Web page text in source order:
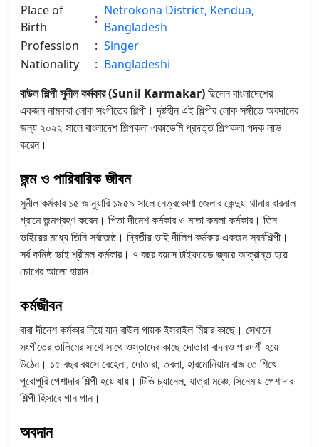
Place of
Birth
:
Netrokona District, Kendua,
Bangladesh
Profession
: Singer
Nationality
: Bangladeshi
বাউল শিল্পী সুনীল কর্মকার (Sunil Karmakar)ছিলেন বাংলাদেশের
একজন নামকরা লোক সংগীতের শিল্পী। দৃষ্টহীন এই শিল্পীর লোক সঙ্গীতে অবদানের
জন্য ২০২২ সালে বাংলাদেশ শিল্পকলা একাডেমি প্রদত্ত শিল্পকলা পদক লাভ
করেন।
জন্ম ও পারিবারিক জীবন
সুনীল কর্মকার ১৫ জানুয়ারি ১৯৫৯ সালে নেত্রকোণা জেলার কেন্দুয়া থানার বারনাল
গ্রামে জন্মগ্রহণ করেন। পিতা দীনেশ কর্মকার ও মাতা কমলা কর্মকার। তিন
ভাইয়ের মধ্যে তিনি সর্বজেষ্ঠ। দ্বিতীয় ভাই দীলিপ কর্মকার একজন স্বর্নশিল্পী।
সর্ব কনিষ্ঠ ভাই শ্রীমল কর্মকার। ৭ বছর বয়সে টাইফয়েড জ্বরে আক্রান্ত হয়ে
চোখের আলো হারান।
কর্মজীবন
বাবা দীনেশ কর্মকার নিয়ে যান বাউল গায়ক ইসরাইল মিয়ার কাছে। সেখানে
সংগীতের তালিমের সাথে সাথে ওস্তাদের কাছে দোতারা বাদনও পারদর্শী হয়ে
উঠেন। ১৫ বছর বয়সে বেহেলা, দোতারা, তবলা, হারমোনিয়াম বাজাতে শিখে
পুরোপুরি পেশাদার শিল্পী হয়ে যায়। টিভি চ্যানেল, যাত্রা মঞ্চে, সিনেমায় পেশাদার
শিল্পী হিসাবে গান গান।
অবদান